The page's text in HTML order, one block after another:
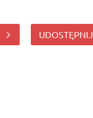
UDOSTĘPNIJ